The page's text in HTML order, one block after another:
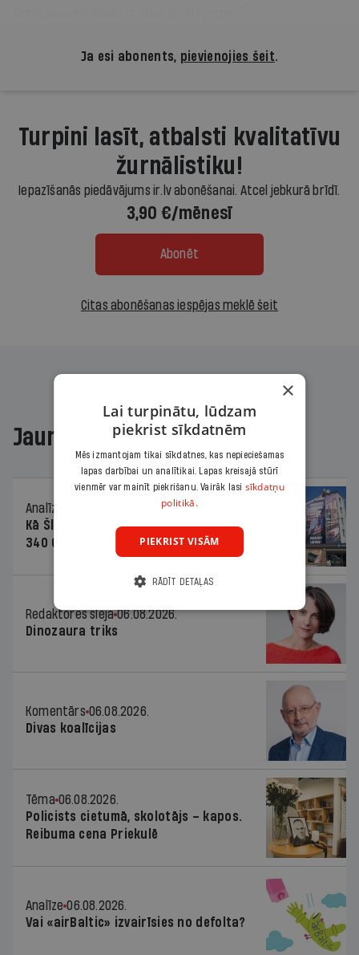
Ja esi abonents, pievienojies šeit.
Turpini lasīt, atbalsti kvalitatīvu
žurnālistiku!
Iepazīšanās piedāvājums ir.lv abonēšanai. Atcel jebkurā brīdī.
3,90 €/mēnesī
Abonēt
Citas abonēšanas iespējas meklē šeit
Jaunākajā žurnālā
Analīze
Kā Šlesera partija palika nesodīta par
340 000 vērtu reklāmas kampaņu
Redaktores sleja 06.08.2026.
Dinozaura triks
Komentārs 06.08.2026.
Divas koalīcijas
Tēma 06.08.2026.
Policists cietumā, skolotājs – kapos.
Reibuma cena Priekulē
Analīze 06.08.2026.
Vai «airBaltic» izvairīsies no defolta?
×
Lai turpinātu, lūdzam
piekrist sīkdatnēm
Mēs izmantojam tikai sīkdatnes, kas nepieciešamas
lapas darbībai un analītikai. Lapas kreisajā stūrī
vienmēr var mainīt piekrišanu. Vairāk lasi sīkdatņu
politikā.
PIEKRIST VISĀM
RĀDĪT DETAĻAS